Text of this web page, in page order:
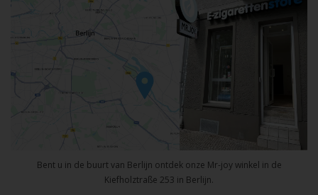
Bent u in de buurt van Berlijn ontdek onze Mr-joy winkel in de
Kiefholztraße 253 in Berlijn.